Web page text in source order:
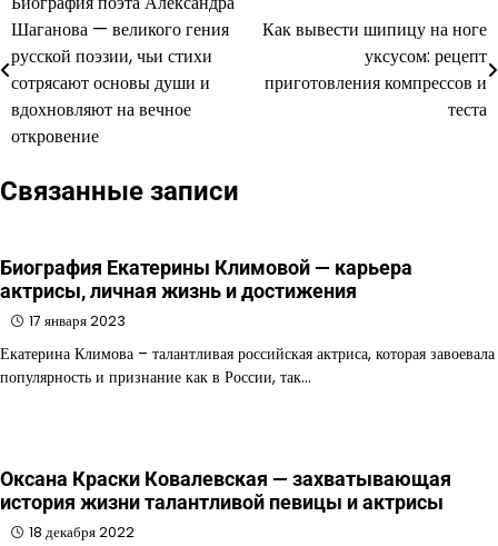
Навигация
по
записям
Шаганова — великого гения
русской поэзии, чьи стихи
сотрясают основы души и
вдохновляют на вечное
откровение
Как вывести шипицу на ноге
уксусом: рецепт
приготовления компрессов и
теста
Связанные записи
Биография Екатерины Климовой — карьера
актрисы, личная жизнь и достижения
17 января 2023
Екатерина Климова – талантливая российская актриса, которая завоевала
популярность и признание как в России, так…
Оксана Краски Ковалевская — захватывающая
история жизни талантливой певицы и актрисы
18 декабря 2022